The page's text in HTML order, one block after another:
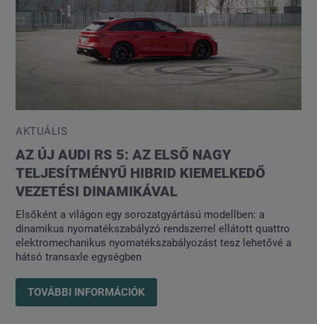
AKTUÁLIS
AZ ÚJ AUDI RS 5: AZ ELSŐ NAGY
TELJESÍTMÉNYŰ HIBRID KIEMELKEDŐ
VEZETÉSI DINAMIKÁVAL
Elsőként a világon egy sorozatgyártású modellben: a
dinamikus nyomatékszabályzó rendszerrel ellátott quattro
elektromechanikus nyomatékszabályozást tesz lehetővé a
hátsó transaxle egységben
TOVÁBBI INFORMÁCIÓK